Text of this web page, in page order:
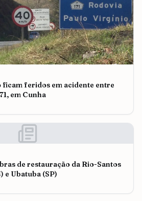
feridos em acidente entre
em Cunha
de restauração da Rio-Santos
e Ubatuba (SP)